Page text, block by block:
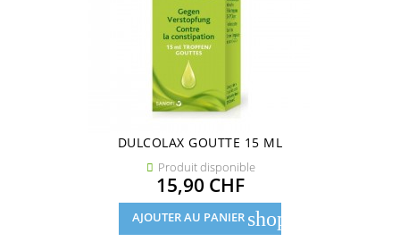
DULCOLAX GOUTTE 15 ML
 Produit disponible
Prix
15,90 CHF
AJOUTER AU PANIER shopping_cart